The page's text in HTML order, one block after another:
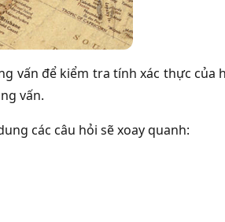
vấn để kiểm tra tính xác thực của
vấn.
các câu hỏi sẽ xoay quanh: